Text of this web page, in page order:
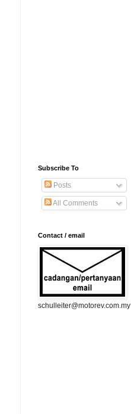
Subscribe To
Posts
All Comments
Contact / email
schulleiter@motorev.com.my